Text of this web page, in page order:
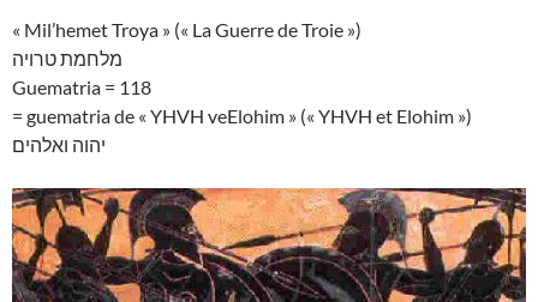
« Mil’hemet Troya » (« La Guerre de Troie »)
מלחמת טרויה
Guematria = 118
= guematria de « YHVH veElohim » (« YHVH et Elohim »)
יהוה ואלהים